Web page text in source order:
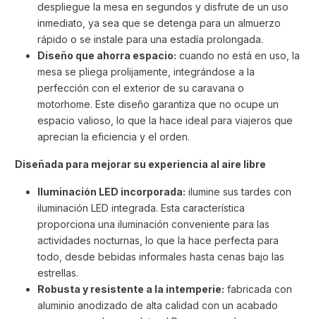
despliegue la mesa en segundos y disfrute de un uso
inmediato, ya sea que se detenga para un almuerzo
rápido o se instale para una estadía prolongada.
Diseño que ahorra espacio: cuando no está en uso, la
mesa se pliega prolijamente, integrándose a la
perfección con el exterior de su caravana o
motorhome. Este diseño garantiza que no ocupe un
espacio valioso, lo que la hace ideal para viajeros que
aprecian la eficiencia y el orden.
Diseñada para mejorar su experiencia al aire libre
Iluminación LED incorporada: ilumine sus tardes con
iluminación LED integrada. Esta característica
proporciona una iluminación conveniente para las
actividades nocturnas, lo que la hace perfecta para
todo, desde bebidas informales hasta cenas bajo las
estrellas.
Robusta y resistente a la intemperie: fabricada con
aluminio anodizado de alta calidad con un acabado